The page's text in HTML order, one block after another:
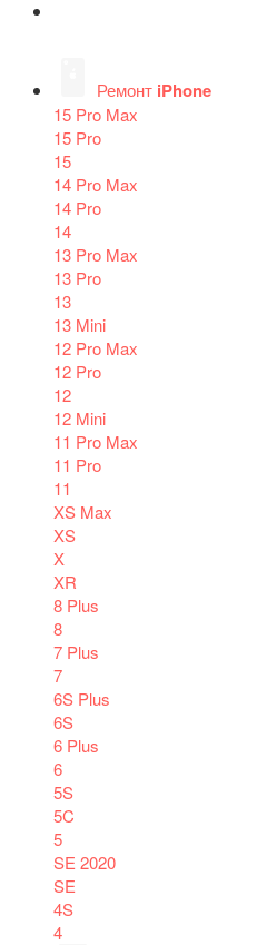
Ремонт iPhone
15 Pro Max
15 Pro
15
14 Pro Max
14 Pro
14
13 Pro Max
13 Pro
13
13 Mini
12 Pro Max
12 Pro
12
12 Mini
11 Pro Max
11 Pro
11
XS Max
XS
X
XR
8 Plus
8
7 Plus
7
6S Plus
6S
6 Plus
6
5S
5C
5
SE 2020
SE
4S
4